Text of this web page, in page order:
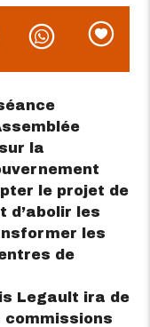
la
le projet de
d’abolir les
les
de
Legault ira de
commissions